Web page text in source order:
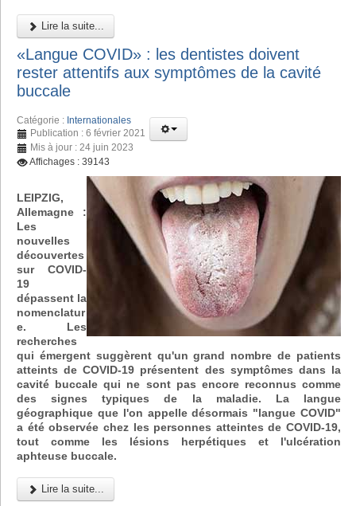
Lire la suite...
«Langue COVID» : les dentistes doivent
rester attentifs aux symptômes de la cavité
buccale
Catégorie : Internationales
Publication : 6 février 2021
Mis à jour : 24 juin 2023
Affichages : 39143
LEIPZIG,
Allemagne :
Les
nouvelles
découvertes
sur COVID-
19
dépassent la
nomenclatur
e. Les
recherches
qui émergent suggèrent qu'un grand nombre de patients
atteints de COVID-19 présentent des symptômes dans la
cavité buccale qui ne sont pas encore reconnus comme
des signes typiques de la maladie. La langue
géographique que l'on appelle désormais "langue COVID"
a été observée chez les personnes atteintes de COVID-19,
tout comme les lésions herpétiques et l'ulcération
aphteuse buccale.
Lire la suite...